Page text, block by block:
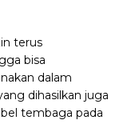
terus
bisa
dalam
dihasilkan juga
tembaga pada